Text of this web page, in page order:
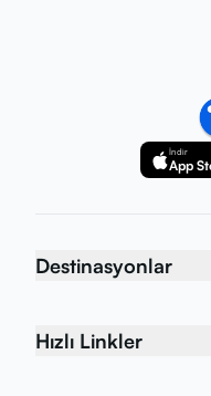
İndir
App
Destinasyonlar
Hızlı Linkler